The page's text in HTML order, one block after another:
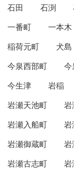
石田
石渕
一番町
一本木
稲荷元町
犬島
今泉西部町
今
今生津
岩稲
岩瀬天池町
岩
岩瀬入船町
岩
岩瀬御蔵町
岩
岩瀬古志町
岩